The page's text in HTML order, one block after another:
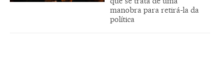
manobra para retirá-la da
política